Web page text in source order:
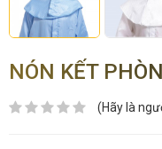
NÓN KẾT
(Hãy là